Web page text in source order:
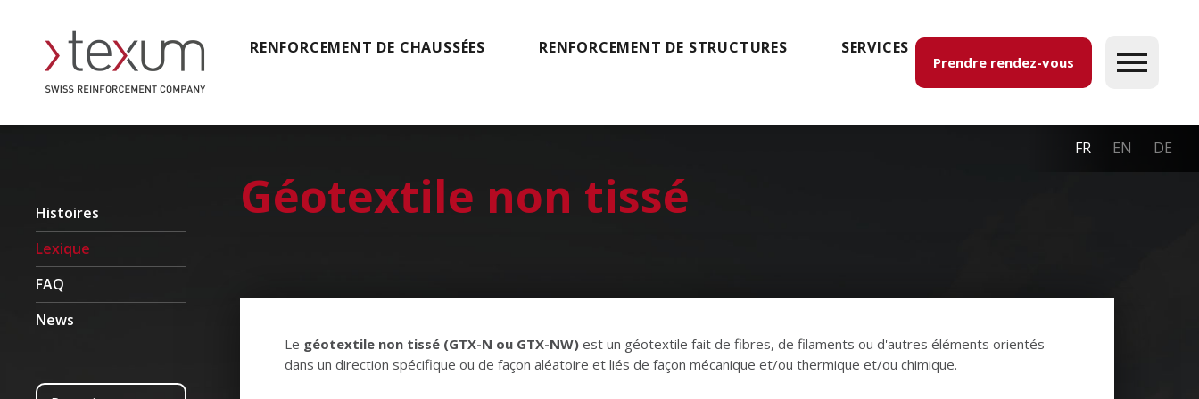
Prendre rendez-vous
FR EN DE
RENFORCEMENT DE CHAUSSÉES RENFORCEMENT DE STRUCTURES SERVICES
Histoires
Lexique
FAQ
News
Géotextile non tissé
Le géotextile non tissé (GTX-N ou GTX-NW)est un géotextile fait de fibres, de filaments ou d'autres éléments orientés
dans un direction spécifique ou de façon aléatoire et liés de façon mécanique et/ou thermique et/ou chimique.